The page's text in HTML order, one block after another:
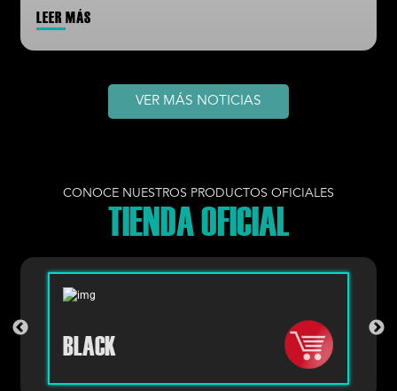
LEER MÁS
VER MÁS NOTICIAS
CONOCE NUESTROS PRODUCTOS OFICIALES
TIENDA OFICIAL
BLACK